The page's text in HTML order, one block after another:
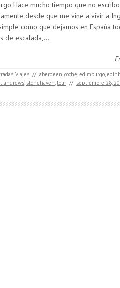
Hace mucho tiempo que no
desde que me vine a vivir a
como que dejamos en España
de escalada,…
,Viajes // aberdeen,coche,edimburgo,
andrews, stonehaven,tour // septiembre 28,